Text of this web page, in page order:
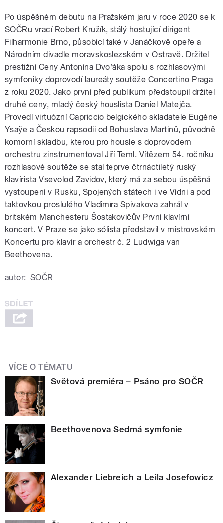
Po úspěšném debutu na Pražském jaru v roce 2020 se k
SOČRu vrací Robert Kružík, stálý hostující dirigent
Filharmonie Brno, působící také v Janáčkově opeře a
Národním divadle moravskoslezském v Ostravě. Držitel
prestižní Ceny Antonína Dvořáka spolu s rozhlasovými
symfoniky doprovodí laureáty soutěže Concertino Praga
z roku 2020. Jako první před publikum předstoupil držitel
druhé ceny, mladý český houslista Daniel Matejča.
Provedl virtuózní Capriccio belgického skladatele Eugène
Ysaÿe a Českou rapsodii od Bohuslava Martinů, původně
komorní skladbu, kterou pro housle s doprovodem
orchestru zinstrumentoval Jiří Teml. Vítězem 54. ročníku
rozhlasové soutěže se stal teprve čtrnáctiletý ruský
klavírista Vsevolod Zavidov, který má za sebou úspěšná
vystoupení v Rusku, Spojených státech i ve Vídni a pod
taktovkou proslulého Vladimíra Spivakova zahrál v
britském Manchesteru Šostakovičův První klavírní
koncert. V Praze se jako sólista představil v mistrovském
Koncertu pro klavír a orchestr č. 2 Ludwiga van
Beethovena.
autor: SOČR
VÍCE O TÉMATU
Světová premiéra – Psáno pro SOČR
Beethovenova Sedmá symfonie
Alexander Liebreich a Leila Josefowicz